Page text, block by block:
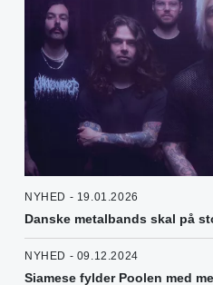
NYHED - 19.01.2026
Danske metalbands skal på
NYHED - 09.12.2024
Siamese fylder Poolen med